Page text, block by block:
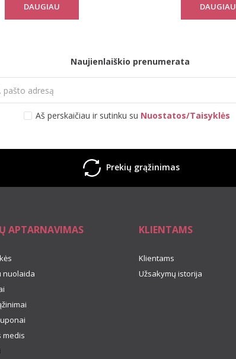
DAUGIAU DAUGIAU
Naujienlaiškio prenumerata
Aš perskaičiau ir sutinku su Nuostatos/Taisyklės
Prekių grąžinimas
APTARNAVIMAS
nuolaida
medis
KLIENTAMS
Klientams
Užsakymų istorija